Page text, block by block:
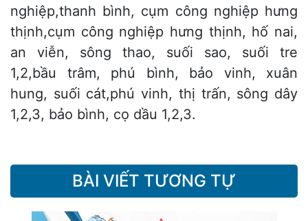
nghiệp,thanh bình, cụm công nghiệp hưng
thịnh,cụm công nghiệp hưng thịnh, hố nai,
an viễn, sông thao, suối sao, suối tre
1,2,bầu trâm, phú bình, bảo vinh, xuân
hung, suối cát,phú vinh, thị trấn, sông dây
1,2,3, bảo bình, cọ dầu 1,2,3.
BÀI VIẾT TƯƠNG TỰ